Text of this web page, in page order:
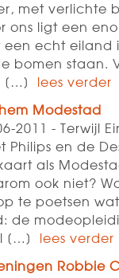
met verlichte
ons ligt een
een echt eiland
bomen staan.
[…]
lees verder
Modestad
2011 - Terwijl
Philips en de
als
ook niet?
te poetsen
de
[…]
lees verder
Robbie